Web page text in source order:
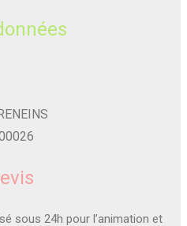
sous 24h pour l’animation et